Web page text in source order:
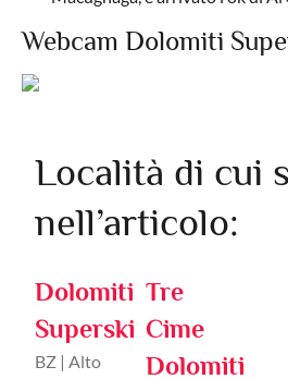
Webcam Dolomiti
Località di cui
nell’articolo:
Dolomiti
Superski
BZ | Alto
Tre
Cime
Dolomiti